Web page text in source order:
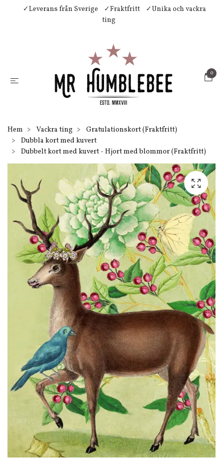
✓Leverans från Sverige ✓Fraktfritt
✓Unika och vackra
ting
0
Hem Vackra ting
Gratulationskort (Fraktfritt)
Dubbla kort med kuvert
Dubbelt kort med kuvert - Hjort med blommor (Fraktfritt)